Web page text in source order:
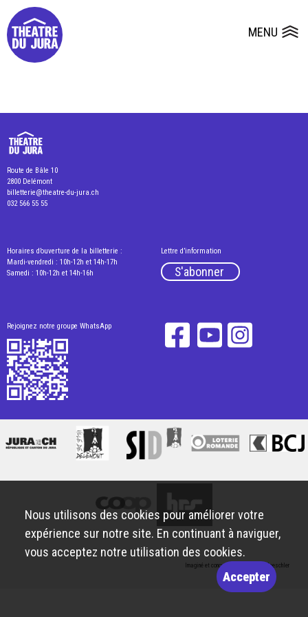
MENU
Presse
Salles
Dépôts de dossiers
Route de Bâle 10
2800 Delémont
billetterie@theatre-du-jura.ch
032 566 55 55
Horaires d’ouverture de la billetterie :
Mardi-vendredi : 10h-12h et 14h-17h
Samedi : 10h-12h et 14h-16h
Lettre d’information
S'abonner
Rejoignez notre groupe WhatsApp
Imaginé et conçu par Giorgianni & Moeschler
Nous utilisons des cookies pour améliorer votre
expérience sur notre site. En continuant à naviguer,
vous acceptez notre utilisation des cookies.
Accepter